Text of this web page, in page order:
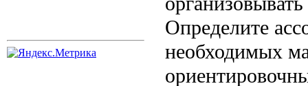
Определите
необходимых